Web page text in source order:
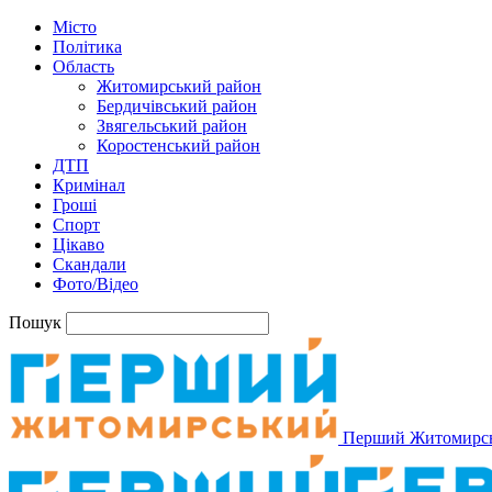
Місто
Політика
Область
Житомирський район
Бердичівський район
Звягельський район
Коростенський район
ДТП
Кримінал
Гроші
Спорт
Цікаво
Скандали
Фото/Відео
Пошук
Перший